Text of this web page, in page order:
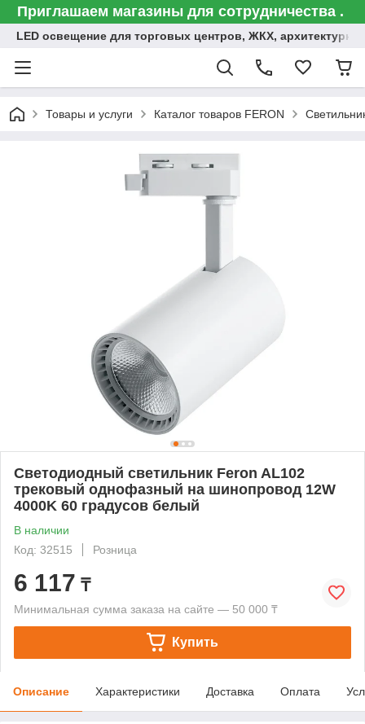
Приглашаем магазины для сотрудничества .
LED освещение для торговых центров, ЖКХ,
Товары и услуги Каталог товаров FERON
Светодиодный светильник Feron AL102
трековый однофазный на шинопровод 12W
4000K 60 градусов белый
В наличии
Код: 32515
Розница
6 117 ₸
Минимальная сумма заказа на сайте — 50 000 ₸
Купить
Описание Характеристики Доставка Оплата